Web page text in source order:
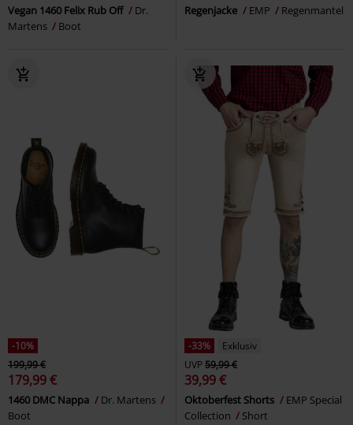
Vegan 1460 Felix Rub Off
Dr.
Martens
Boot
Regenjacke EMP Regenmantel
-10%
199,99 €
179,99 €
1460 DMC Nappa
Dr. Martens
Boot
-33%
Exklusiv
UVP59,99 €
39,99 €
Oktoberfest Shorts
EMP Special
Collection
Short